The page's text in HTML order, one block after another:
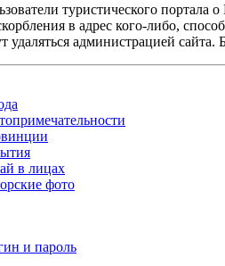
туристического портала
в адрес кого-либо,
удаляться администрацией
в лицах
фото
и пароль